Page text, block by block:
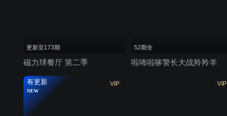
更新至173期
磁力球餐厅 第二季
52期全
啦咘啦哆警长大战羚羚羊
VIP
有更新
NEW
VIP